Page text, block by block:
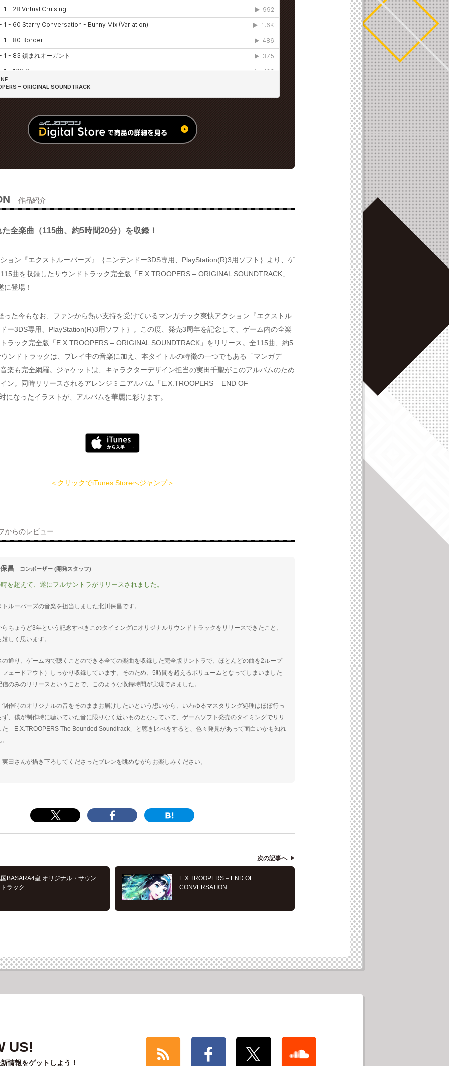
作品紹介
全楽曲（115曲、約5時間20分）を収録！
ョン『エクストルーパーズ』｛ニンテンドー3DS専用、PlayStation(R)3用ソフト｝より、ゲ
曲を収録したサウンドトラック完全版「E.X.TROOPERS – ORIGINAL SOUNDTRACK」
に登場！
った今もなお、ファンから熱い支持を受けているマンガチック爽快アクション『エクストル
ー3DS専用、PlayStation(R)3用ソフト｝。この度、発売3周年を記念して、ゲーム内の全楽
ラック完全版「E.X.TROOPERS – ORIGINAL SOUNDTRACK」をリリース。全115曲、約5
ンドトラックは、プレイ中の音楽に加え、本タイトルの特徴の一つでもある「マンガデ
楽も完全網羅。ジャケットは、キャラクターデザイン担当の実田千聖がこのアルバムのため
ン。同時リリースされるアレンジミニアルバム「E.X.TROOPERS – END OF
になったイラストが、アルバムを華麗に彩ります。
＜クリックでiTunes Storeへジャンプ＞
からのレビュー
昌 コンポーザー (開発スタッフ)
を超えて、遂にフルサントラがリリースされました。
トルーパーズの音楽を担当しました北川保昌です。
らちょうど3年という記念すべきこのタイミングにオリジナルサウンドトラックをリリースできたこと、
しく思います。
の通り、ゲーム内で聴くことのできる全ての楽曲を収録した完全版サントラで、ほとんどの曲を2ループ
フェードアウト）しっかり収録しています。そのため、5時間を超えるボリュームとなってしまいました
信のみのリリースということで、このような収録時間が実現できました。
制作時のオリジナルの音をそのままお届けしたいという想いから、いわゆるマスタリング処理はほぼ行っ
ず、僕が制作時に聴いていた音に限りなく近いものとなっていて、ゲームソフト発売のタイミングでリリ
た「E.X.TROOPERS The Bounded Soundtrack」と聴き比べをすると、色々発見があって面白いかも知れ
実田さんが描き下ろしてくださったブレンを眺めながらお楽しみください。
BASARA4皇 オリジナル・サウン
ラック
次の記事へ
E.X.TROOPERS – END OF
CONVERSATION
US!
情報をゲットしよう！